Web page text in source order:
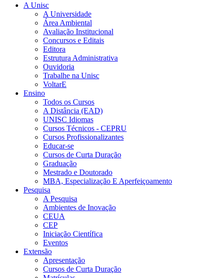
A Unisc
A Universidade
Área Ambiental
Avaliação Institucional
Concursos e Editais
Editora
Estrutura Administrativa
Ouvidoria
Trabalhe na Unisc
VoltarE
Ensino
Todos os Cursos
A Distância (EAD)
UNISC Idiomas
Cursos Técnicos - CEPRU
Cursos Profissionalizantes
Educar-se
Cursos de Curta Duração
Graduação
Mestrado e Doutorado
MBA, Especialização E Aperfeiçoamento
Pesquisa
A Pesquisa
Ambientes de Inovação
CEUA
CEP
Iniciação Científica
Eventos
Extensão
Apresentação
Cursos de Curta Duração